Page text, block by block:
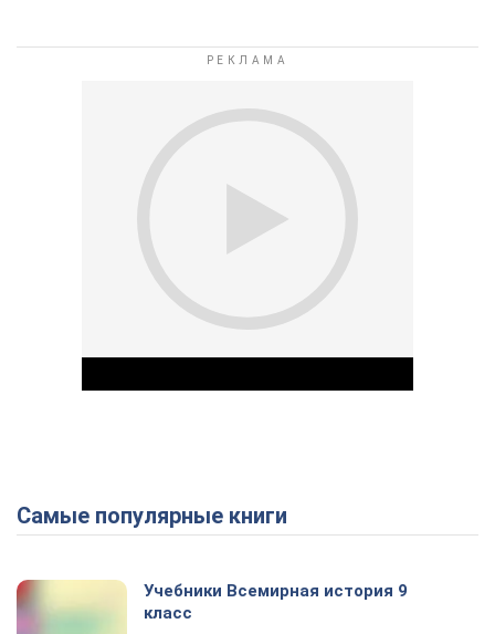
Play Video
Самые популярные книги
Учебники Всемирная история 9
класс